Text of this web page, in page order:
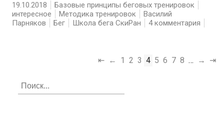
19.10.2018
Базовые принципы беговых тренировок
интересное
Методика тренировок
Василий
Парняков
Бег Школа бега СкиРан 4 комментария
⇤ ← 1 2 3 4 5 6 7 8 … → ⇥